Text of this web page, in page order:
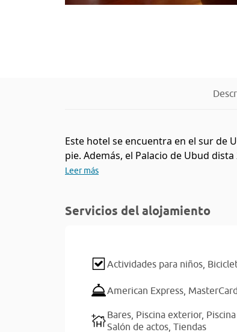
Este hotel se encuentra en el sur de
pie. Además, el Palacio de Ubud
Leer más
Servicios del alojamiento
Actividades para niños,
American Express,
Bares, Piscina exterior,
Salón de actos, Tiendas